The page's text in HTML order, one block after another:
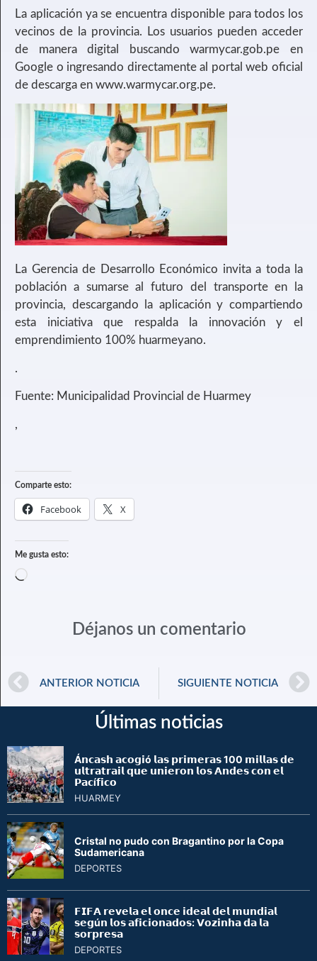
La aplicación ya se encuentra disponible para todos los
vecinos de la provincia. Los usuarios pueden acceder
de manera digital buscando warmycar.gob.pe en
Google o ingresando directamente al portal web oficial
de descarga en www.warmycar.org.pe.
La Gerencia de Desarrollo Económico invita a toda la
población a sumarse al futuro del transporte en la
provincia, descargando la aplicación y compartiendo
esta iniciativa que respalda la innovación y el
emprendimiento 100% huarmeyano.
.
Fuente: Municipalidad Provincial de Huarmey
,
Comparte esto:
Facebook X
Me gusta esto:
Déjanos un comentario
ANTERIOR NOTICIA SIGUIENTE NOTICIA
Últimas noticias
Á𝗻𝗰𝗮𝘀𝗵 𝗮𝗰𝗼𝗴𝗶ó 𝗹𝗮𝘀 𝗽𝗿𝗶𝗺𝗲𝗿𝗮𝘀 100 𝗺𝗶𝗹𝗹𝗮𝘀 𝗱𝗲
𝘂𝗹𝘁𝗿𝗮𝘁𝗿𝗮𝗶𝗹 𝗾𝘂𝗲 𝘂𝗻𝗶𝗲𝗿𝗼𝗻 𝗹𝗼𝘀 𝗔𝗻𝗱𝗲𝘀 𝗰𝗼𝗻 𝗲𝗹
𝗣𝗮𝗰í𝗳𝗶𝗰𝗼
HUARMEY
Cristal no pudo con Bragantino por la Copa
Sudamericana
DEPORTES
𝗙𝗜𝗙𝗔 𝗿𝗲𝘃𝗲𝗹𝗮 𝗲𝗹 𝗼𝗻𝗰𝗲 𝗶𝗱𝗲𝗮𝗹 𝗱𝗲𝗹 𝗺𝘂𝗻𝗱𝗶𝗮𝗹
𝘀𝗲𝗴ú𝗻 𝗹𝗼𝘀 𝗮𝗳𝗶𝗰𝗶𝗼𝗻𝗮𝗱𝗼𝘀: 𝗩𝗼𝘇𝗶𝗻𝗵𝗮 𝗱𝗮 𝗹𝗮
𝘀𝗼𝗿𝗽𝗿𝗲𝘀𝗮
DEPORTES